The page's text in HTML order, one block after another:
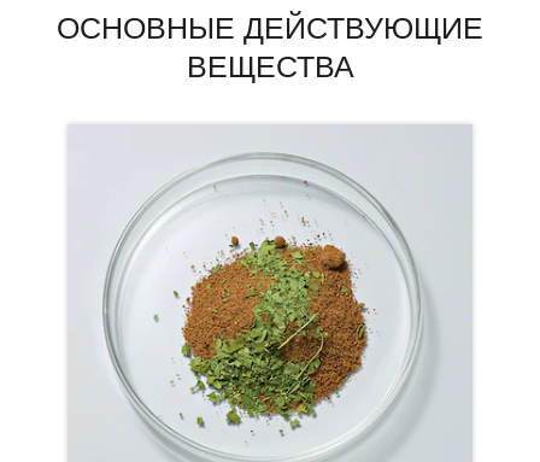
ОСНОВНЫЕ ДЕЙСТВУЮЩИЕ
ВЕЩЕСТВА